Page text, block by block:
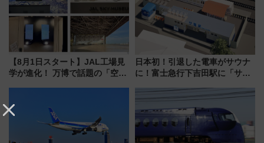
【8月1日スタート】JAL工場見
学が進化！ 万博で話題の「空飛
レポート
日本初！引退した電車がサウナ
に！富士急行下吉田駅に「サ電
業 行き交う電車の音や振動を
感じながら「ととのう」新感覚